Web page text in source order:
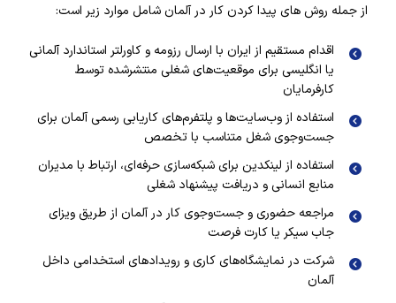
از جمله روش های پیدا کردن کار در آلمان شامل موارد زیر است:
اقدام مستقیم از ایران با ارسال رزومه و کاورلتر استاندارد آلمانی
یا انگلیسی برای موقعیت‌های شغلی منتشرشده توسط
کارفرمایان
استفاده از وب‌سایت‌ها و پلتفرم‌های کاریابی رسمی آلمان برای
جست‌وجوی شغل متناسب با تخصص
استفاده از لینکدین برای شبکه‌سازی حرفه‌ای، ارتباط با مدیران
منابع انسانی و دریافت پیشنهاد شغلی
مراجعه حضوری و جست‌وجوی کار در آلمان از طریق ویزای
جاب سیکر یا کارت فرصت
شرکت در نمایشگاه‌های کاری و رویدادهای استخدامی داخل
آلمان